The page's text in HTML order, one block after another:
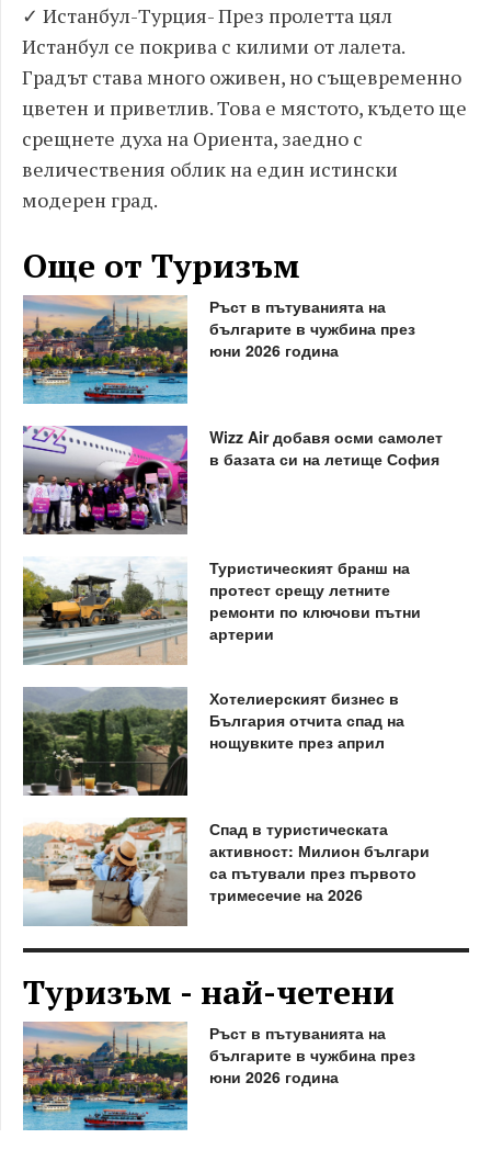
✓ Истанбул-Турция- През пролетта цял
Истанбул се покрива с килими от лалета.
Градът става много оживен, но същевременно
цветен и приветлив. Това е мястото, където ще
срещнете духа на Ориента, заедно с
величествения облик на един истински
модерен град.
Още от Туризъм
Ръст в пътуванията на
българите в чужбина през
юни 2026 година
Wizz Air добавя осми самолет
в базата си на летище София
Туристическият бранш на
протест срещу летните
ремонти по ключови пътни
артерии
Хотелиерският бизнес в
България отчита спад на
нощувките през април
Спад в туристическата
активност: Милион българи
са пътували през първото
тримесечие на 2026
Туризъм - най-четени
Ръст в пътуванията на
българите в чужбина през
юни 2026 година